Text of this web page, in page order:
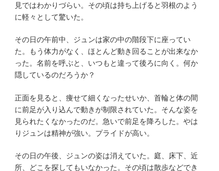
見ではわかりづらい。その頃は持ち上げると羽根のよう
に軽々として驚いた。
その日の午前中、ジュンは家の中の階段下に座ってい
た。もう体力がなく、ほとんど動き回ることが出来なか
った。名前を呼ぶと、いつもと違って後ろに向く。何か
隠しているのだろうか？
正面を見ると、痩せて細くなったせいか、首輪と体の間
に前足が入り込んで動きが制限されていた。そんな姿を
見られたくなかったのだ。急いで前足を降ろした。やは
りジュンは精神が強い。プライドが高い。
その日の午後、ジュンの姿は消えていた。庭、床下、近
所、どこを探してもいなかった。その頃は散歩などでき